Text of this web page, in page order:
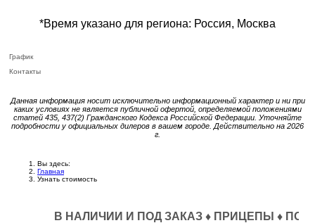
*Время указано для региона: Россия, Москва
График
Контакты
Данная информация носит исключительно информационный характер и ни при
каких условиях не является публичной офертой, определяемой положениями
статей 435, 437(2) Гражданского Кодекса Российской Федерации. Уточняйте
подробности у официальных дилеров в вашем городе. Действительно на 2026
г.
Вы здесь:
Главная
Узнать стоимость
В НАЛИЧИИ И ПОД ЗАКАЗ ♦ ПРИЦЕПЫ ♦